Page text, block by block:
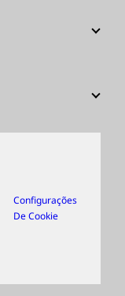
Configurações
De Cookie